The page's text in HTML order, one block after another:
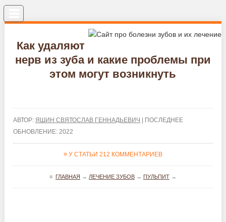
Как удаляют
нерв из зуба и какие проблемы при
этом могут возникнуть
АВТОР: ЯШИН СВЯТОСЛАВ ГЕННАДЬЕВИЧ
| ПОСЛЕДНЕЕ
ОБНОВЛЕНИЕ: 2022
≡ У СТАТЬИ 212 КОММЕНТАРИЕВ
≡ ГЛАВНАЯ → ЛЕЧЕНИЕ ЗУБОВ→ ПУЛЬПИТ→